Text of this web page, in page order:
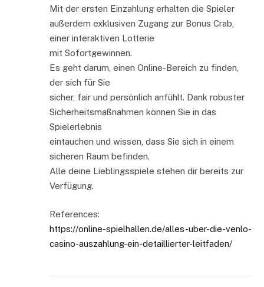
Mit der ersten Einzahlung erhalten die Spieler
außerdem exklusiven Zugang zur Bonus Crab,
einer interaktiven Lotterie
mit Sofortgewinnen.
Es geht darum, einen Online-Bereich zu finden,
der sich für Sie
sicher, fair und persönlich anfühlt. Dank robuster
Sicherheitsmaßnahmen können Sie in das
Spielerlebnis
eintauchen und wissen, dass Sie sich in einem
sicheren Raum befinden.
Alle deine Lieblingsspiele stehen dir bereits zur
Verfügung.
References:
https://online-spielhallen.de/alles-uber-die-venlo-
casino-auszahlung-ein-detaillierter-leitfaden/